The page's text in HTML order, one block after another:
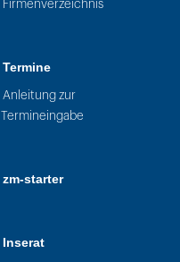
Firmenverzeichnis
Termine
Anleitung zur
Termineingabe
zm-starter
Inserat